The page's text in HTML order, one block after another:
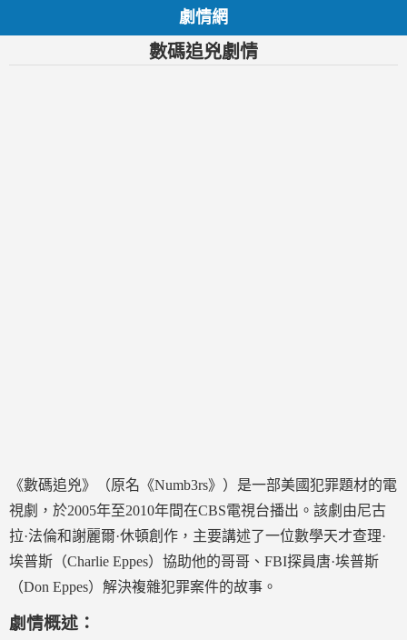
劇情網
數碼追兇劇情
《數碼追兇》（原名《Numb3rs》）是一部美國犯罪題材的電
視劇，於2005年至2010年間在CBS電視台播出。該劇由尼古
拉·法倫和謝麗爾·休頓創作，主要講述了一位數學天才查理·
埃普斯（Charlie Eppes）協助他的哥哥、FBI探員唐·埃普斯
（Don Eppes）解決複雜犯罪案件的故事。
劇情概述：